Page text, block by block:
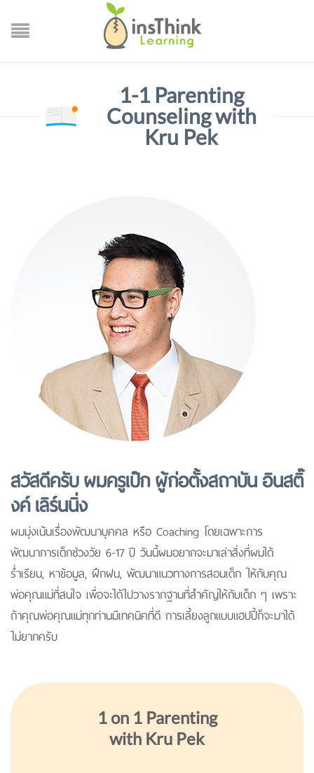
1-1 Parenting
Counseling with
Kru Pek
สวัสดีครับ ผมครูเป๊ก ผู้ก่อตั้งสถาบัน อินสติ๊
งค์ เลิร์นนิ่ง
ผมมุ่งเน้นเรื่องพัฒนาบุคคล หรือ Coaching โดยเฉพาะการ
พัฒนาการเด็กช่วงวัย 6-17 ปี วันนี้ผมอยากจะมาเล่าสิ่งที่ผมได้
ร่ำเรียน, หาข้อมูล, ฝึกฝน, พัฒนาแนวทางการสอนเด็ก ให้กับคุณ
พ่อคุณแม่ที่สนใจ เพื่อจะได้ไปวางรากฐานที่สำคัญให้กับเด็ก ๆ เพราะ
ถ้าคุณพ่อคุณแม่ทุกท่านมีเทคนิคที่ดี การเลี้ยงลูกแบบแฮปปี้ก็จะมาได้
ไม่ยากครับ
1 on 1 Parenting
with Kru Pek